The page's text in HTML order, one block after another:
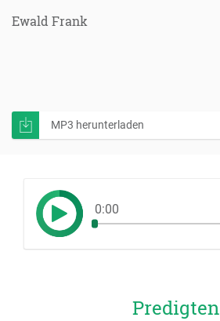
Ewald Frank
MP3 herunterladen
0:00
Predigten